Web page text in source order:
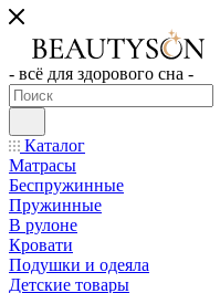
- всё для здорового сна -
Каталог
Матрасы
Беспружинные
Пружинные
В рулоне
Кровати
Подушки и одеяла
Детские товары